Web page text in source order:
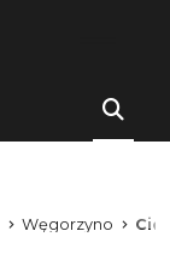
Węgorzyno